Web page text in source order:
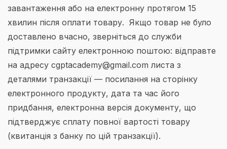
завантаження або на електронну протягом 15
хвилин після оплати товару. Якщо товар не було
доставлено вчасно, зверніться до служби
підтримки сайту електронною поштою: відправте
на адресу cgptacademy@gmail.com листа з
деталями транзакції — посилання на сторінку
електронного продукту, дата та час його
придбання, електронна версія документу, що
підтверджує сплату повної вартості товару
(квитанція з банку по цій транзакції).